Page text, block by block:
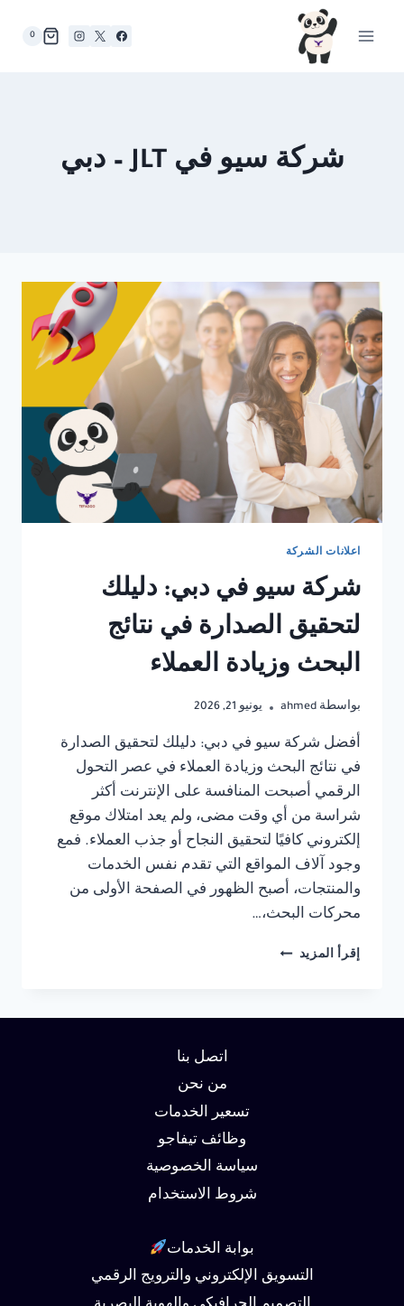
0
شركة سيو في JLT – دبي
اعلانات الشركة
شركة سيو في دبي: دليلك
لتحقيق الصدارة في نتائج
البحث وزيادة العملاء
بواسطة ahmed يونيو 21, 2026
أفضل شركة سيو في دبي: دليلك لتحقيق الصدارة
في نتائج البحث وزيادة العملاء في عصر التحول
الرقمي أصبحت المنافسة على الإنترنت أكثر
شراسة من أي وقت مضى، ولم يعد امتلاك موقع
إلكتروني كافيًا لتحقيق النجاح أو جذب العملاء. فمع
وجود آلاف المواقع التي تقدم نفس الخدمات
والمنتجات، أصبح الظهور في الصفحة الأولى من
محركات البحث،…
إقرأ المزيد شركة
اتصل بنا
من نحن
تسعير الخدمات
وظائف تيفاجو
سياسة الخصوصية
شروط الاستخدام
بوابة الخدمات
التسويق الإلكتروني والترويج الرقمي